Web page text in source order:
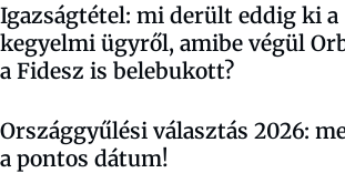
Igazságtétel: mi derült eddig ki a
kegyelmi ügyről, amibe végül
a Fidesz is belebukott?
Országgyűlési választás 2026:
a pontos dátum!